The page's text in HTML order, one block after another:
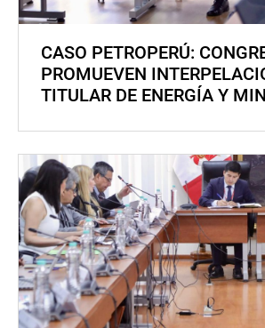
CASO PETROPERÚ:
PROMUEVEN
TITULAR DE ENERGÍA Y